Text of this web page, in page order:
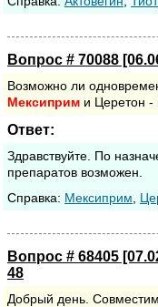
Вопрос # 70088
Возможно ли
Мексиприм и Церетон -
Ответ:
Здравствуйте. По
препаратов возможен.
Cправка: Мексиприм
Вопрос # 68405
48
Добрый день.